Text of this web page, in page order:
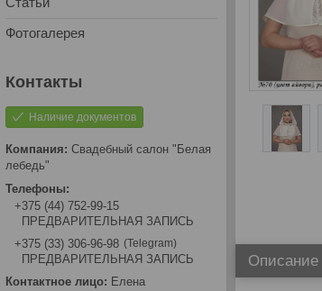
Описание
Фотогалерея
Наличие документов
Свадебный салон "Белая
лебедь"
+375 (44) 752-99-15
ПРЕДВАРИТЕЛЬНАЯ ЗАПИСЬ
+375 (33) 306-96-98
Telegram
ПРЕДВАРИТЕЛЬНАЯ ЗАПИСЬ
Елена